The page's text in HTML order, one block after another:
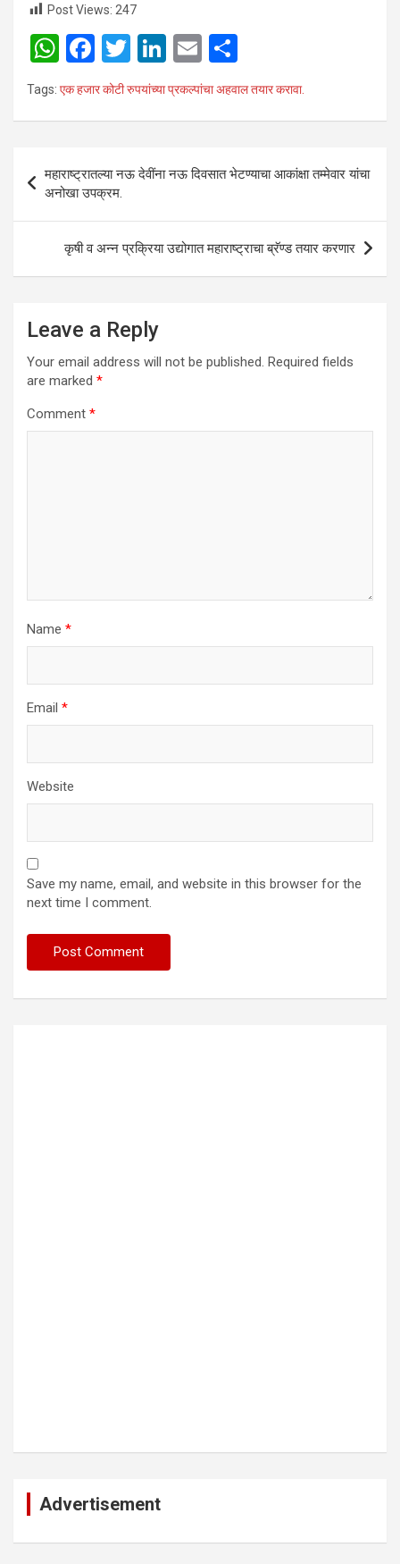
Post Views: 247
W
h
at
A
p
p
F
a
o
o
k
T
wi
Li
n
ke
n
E
m
ail
h
Tags: एक हजार कोटी रुपयांच्या प्रकल्पांचा अहवाल तयार करावा.
navigation
महाराष्ट्रातल्या नऊ देवींना नऊ दिवसात भेटण्याचा आकांक्षा तम्मेवार यांचा
अनोखा उपक्रम.
कृषी व अन्न प्रक्रिया उद्योगात महाराष्ट्राचा ब्रॅण्ड तयार करणार
Leave a Reply
Your email address will not be published. Required fields
are marked *
Comment *
Name *
Email *
Website
Save my name, email, and website in this browser for the
next time I comment.
Advertisement